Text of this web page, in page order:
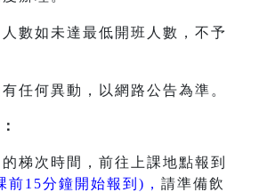
數如未達最低開班人數，不予
任何異動，以網路公告為準。
梯次時間，前往上課地點報到
前15分鐘開始報到)， 請準備飲